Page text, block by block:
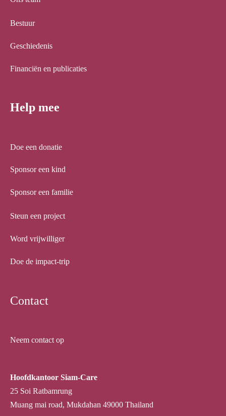
Contact
Neem contact op
Hoofdkantoor Siam-Care
25 Soi Ratbamrung
Muang mai road, Mukdahan 49000 Thailand
Help mee
Doe een donatie
Sponsor een kind
Sponsor een familie
Steun een project
Word vrijwilliger
Doe de impact-trip
Bestuur
Geschiedenis
Financiën en publicaties